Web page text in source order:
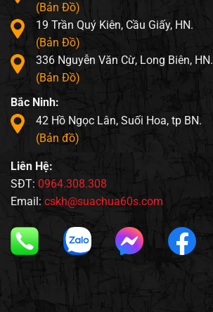
(Bản Đồ)
19 Trần Quý Kiên, Cầu Giấy, HN.
(Bản Đồ)
336 Nguyễn Văn Cừ, Long Biên, HN.
(Bản Đồ)
Bắc Ninh:
42 Hồ Ngọc Lân, Suối Hoa, tp BN.
(Bản đồ)
Liên Hệ:
SĐT: 0964.308.308
Email: cskh@suachua60s.com